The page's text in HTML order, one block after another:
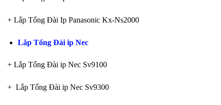
+ Lắp Tổng Đài Ip Panasonic Kx-Ns2000
Lắp Tổng Đài ip Nec
+ Lắp Tổng Đài ip Nec Sv9100
+ Lắp Tổng Đài ip Nec Sv9300